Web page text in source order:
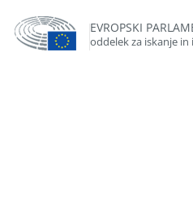
EVROPSKI
oddelek za iskanje